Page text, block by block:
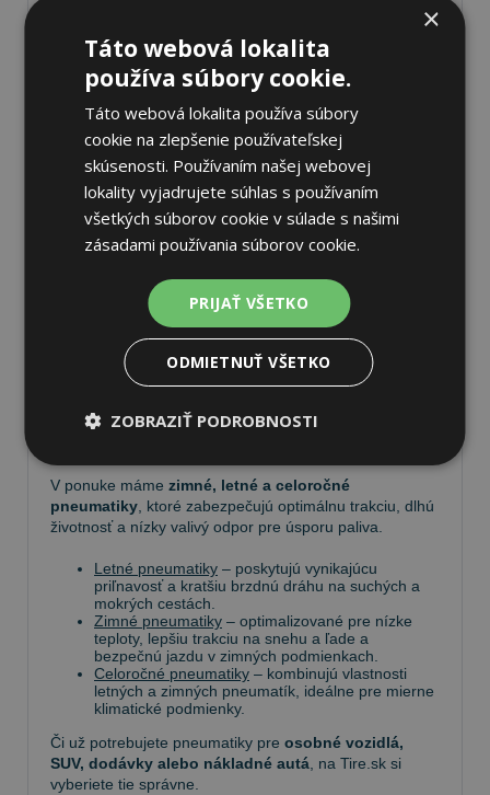
K odberu na 17 pobočkách
90,77 €
Pneumatiky
Vyberte si kvalitné pneumatikypre bezpečnú,
komfortnú a úspornú jazdu. Na
nájdete široký
výber pneumatík pre rôzne typy vozidiel a jazdných
podmienok.
Barum, Matador,Semperit, ako aj ďalších výrobcov:
V ponuke máme zimné, letné a celoročné
pneumatiky , ktoré zabezpečujú optimálnu trakciu, dlhú
životnosť a nízky valivý odpor pre úsporu paliva.
Letné pneumatiky – poskytujú vynikajúcu
priľnavosť a kratšiu brzdnú dráhu na suchých a
mokrých cestách.
Zimné pneumatiky – optimalizované pre nízke
teploty, lepšiu trakciu na snehu a ľade a
bezpečnú jazdu v zimných podmienkach.
Celoročné pneumatiky – kombinujú vlastnosti
letných a zimných pneumatík, ideálne pre mierne
klimatické podmienky.
Či už potrebujete pneumatiky pre osobné vozidlá,
SUV, dodávky alebo nákladné autá , na Tire.sk si
vyberiete tie správne.
×
Táto webová lokalita
používa súbory cookie.
Táto webová lokalita používa súbory
cookie na zlepšenie používateľskej
skúsenosti. Používaním našej webovej
lokality vyjadrujete súhlas s používaním
všetkých súborov cookie v súlade s našimi
zásadami používania súborov cookie.
PRIJAŤ VŠETKO
ODMIETNUŤ VŠETKO
ZOBRAZIŤ PODROBNOSTI